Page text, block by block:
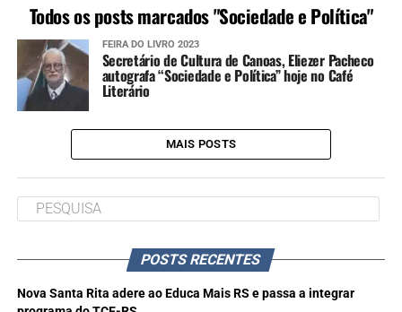
Todos os posts marcados "Sociedade e Política"
FEIRA DO LIVRO 2023
Secretário de Cultura de Canoas, Eliezer Pacheco
autografa “Sociedade e Política” hoje no Café
Literário
MAIS POSTS
POSTS RECENTES
Nova Santa Rita adere ao Educa Mais RS e passa a integrar